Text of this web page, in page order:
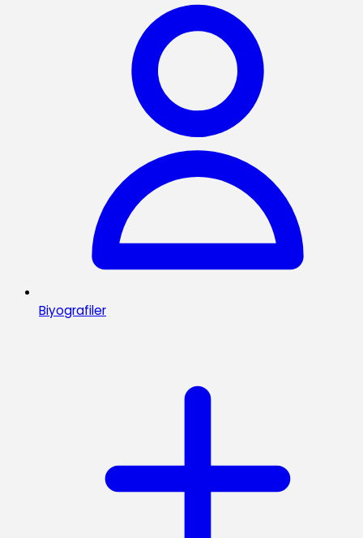
Biyografiler